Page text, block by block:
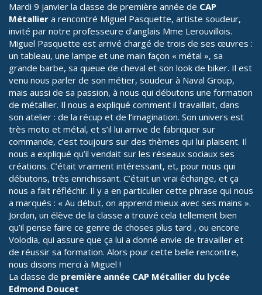
Mardi 9 janvier la classe de première année de CAP
Métallier a rencontré Miguel Pasquette, artiste soudeur,
invité par notre professeure d’anglais Mme Lerouvillois.
Miguel Pasquette est arrivé chargé de trois de ses œuvres :
un tableau, une lampe et une main façon « métal », sa
grande barbe, sa queue de cheval et son look de biker. Il est
venu nous parler de son métier, soudeur à Naval Group,
mais aussi de sa passion, à nous qui débutons une formation
de métallier. Il nous a expliqué comment il travaillait, dans
son atelier : de la récup et de l’imagination. Son univers est
très moto et métal, et s’il lui arrive de fabriquer sur
commande, c’est toujours sur des thèmes qui lui plaisent. Il
nous a expliqué qu’il vendait sur les réseaux sociaux ses
créations. C’était vraiment intéressant, et, pour nous qui
débutons, très enrichissant. C’était un vrai échange, et ça
nous a fait réfléchir. Il y a en particulier cette phrase qui nous
a marqués : « Au début, on apprend mieux avec ses mains ».
Jordan, un élève de la classe a trouvé cela tellement bien
qu’il pense faire ce genre de choses plus tard , ou encore
Volodia, qui assure que ça lui a donné envie de travailler et
de réussir sa formation. Alors pour cette belle rencontre,
nous disons merci à Miguel !
La classe de première année CAP Métallier du lycée
Edmond Doucet